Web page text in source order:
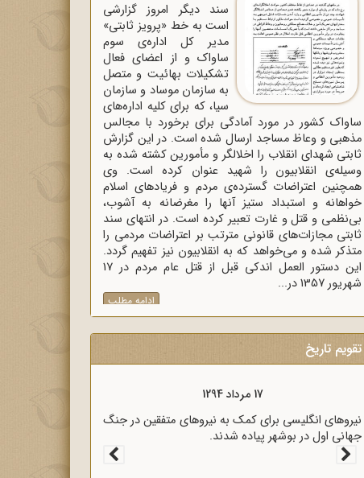
سند دیگر امروز گزارشی
است به خط «پرویز ثابتی»
مدیر کل اداره‌ی سوم
ساواک و از اعضای فعال
تشکیلات بهائیت و متصل
به سازمان موساد و سازمان
سیا، که برای کلیه اداره‌های
ساواک‌ کشور در مورد آمادگی برای برخورد با مجالس
مذهبی و وعاظ مساجد ارسال شده است. در این گزارش
ثابتی شهدای انقلاب را اخلالگر و مأمورین کشته شده به
وسیله‌ی انقلابیون را شهید عنوان کرده است. وی
همچنین اعتراضات گسترده‌ی مردم و فریادهای اسلام
خواهانه و استبداد ستیز آنها را مغرضانه به آشوب،
بی‌نظمی و قتل و غارت تعبیر کرده است. در انتهای سند
ثابتی مجازات‌های قانونی مترتب بر اعتراضات مردمی را
متذکر شده و می‌خواهد که به انقلابیون نیز تفهیم گردد.
این دستور العمل اندکی قبل از قتل عام مردم در 17
شهریور 1357 در...
ادامه مطلب
تقویم تاریخ
17 مرداد 1298
قرارداد 1919 که عملاً ایران را مستعمره انگلستان می‌کرد،
به وسیله وثوق‌الدوله با انگلیسی‌ها امضا شد.